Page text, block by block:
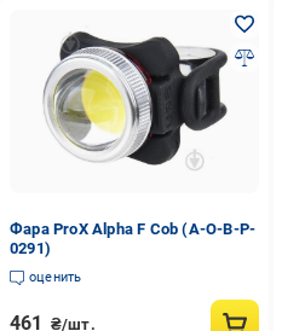
Фара ProX Alpha F Cob (A-O-B-P-
0291)
оценить
461 ₴/шт.